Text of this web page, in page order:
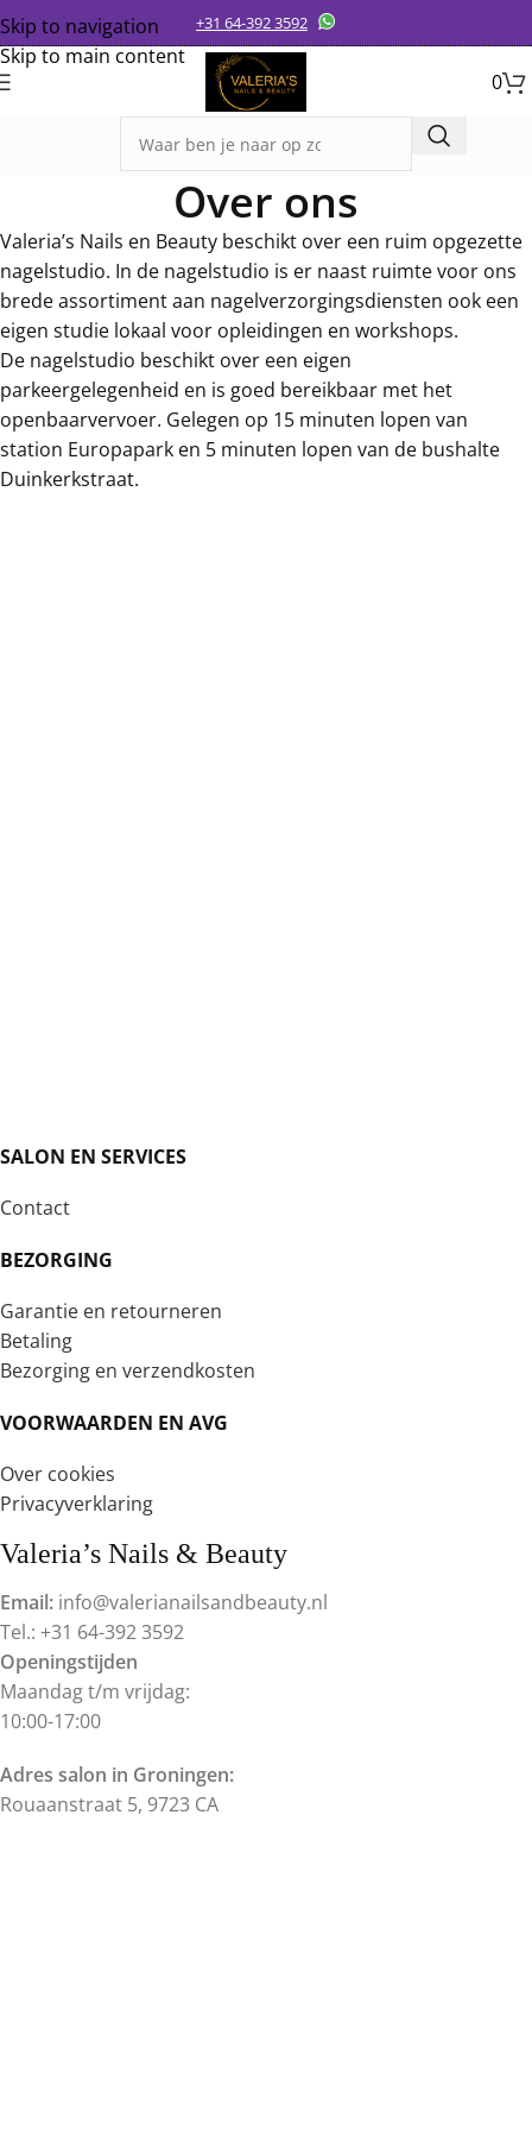
Skip to navigation
Skip to main content
+31 64-392 3592
0
Over ons
Valeria’s Nails en Beauty beschikt over een ruim opgezette
nagelstudio. In de nagelstudio is er naast ruimte voor ons
brede assortiment aan nagelverzorgingsdiensten ook een
eigen studie lokaal voor opleidingen en workshops.
De nagelstudio beschikt over een eigen
parkeergelegenheid en is goed bereikbaar met het
openbaarvervoer. Gelegen op 15 minuten lopen van
station Europapark en 5 minuten lopen van de bushalte
Duinkerkstraat.
SALON EN SERVICES
Contact
BEZORGING
Garantie en retourneren
Betaling
Bezorging en verzendkosten
VOORWAARDEN EN AVG
Over cookies
Privacyverklaring
Valeria’s Nails & Beauty
Email: info@valerianailsandbeauty.nl
Tel.: +31 64-392 3592
Openingstijden
Maandag t/m vrijdag:
10:00-17:00
Adres salon in Groningen:
Rouaanstraat 5, 9723 CA